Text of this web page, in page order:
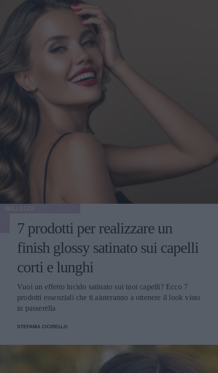
7 prodotti per realizzare un
finish glossy satinato sui capelli
corti e lunghi
Vuoi un effetto lucido satinato sui tuoi capelli? Ecco 7
prodotti essenziali che ti aiuteranno a ottenere il look visto
in passerella
STEFANIA CICIRELLO